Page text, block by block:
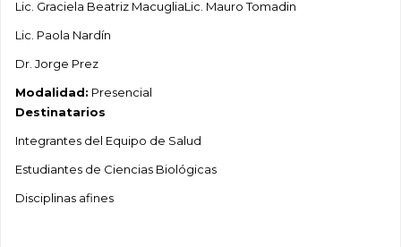
Lic. Graciela Beatriz MacugliaLic. Mauro Tomadin
Lic. Paola Nardín
Dr. Jorge Prez
Modalidad: Presencial
Destinatarios
Integrantes del Equipo de Salud
Estudiantes de Ciencias Biológicas
Disciplinas afines